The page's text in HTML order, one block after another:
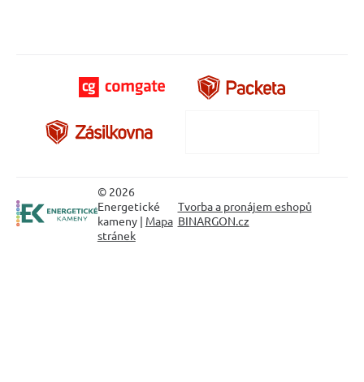
© 2026
Energetické
kameny | Mapa
stránek
Tvorba a pronájem eshopů
BINARGON.cz